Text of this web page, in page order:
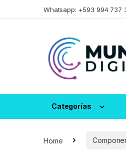
Whatsapp: +593 994 737
Categorías
Home